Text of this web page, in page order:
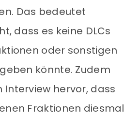
Das bedeutet
dass es keine DLCs
oder sonstigen
könnte. Zudem
hervor, dass
Fraktionen diesmal